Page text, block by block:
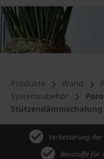
Produkte Wand
Systemzubehör
Stützendämmschalung
Verbesserung
Baustoffe für